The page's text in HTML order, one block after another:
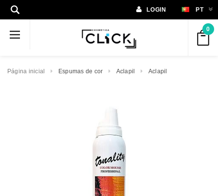
LOGIN PT
0
Página inicial Espumas de cor Aclapil Aclapil